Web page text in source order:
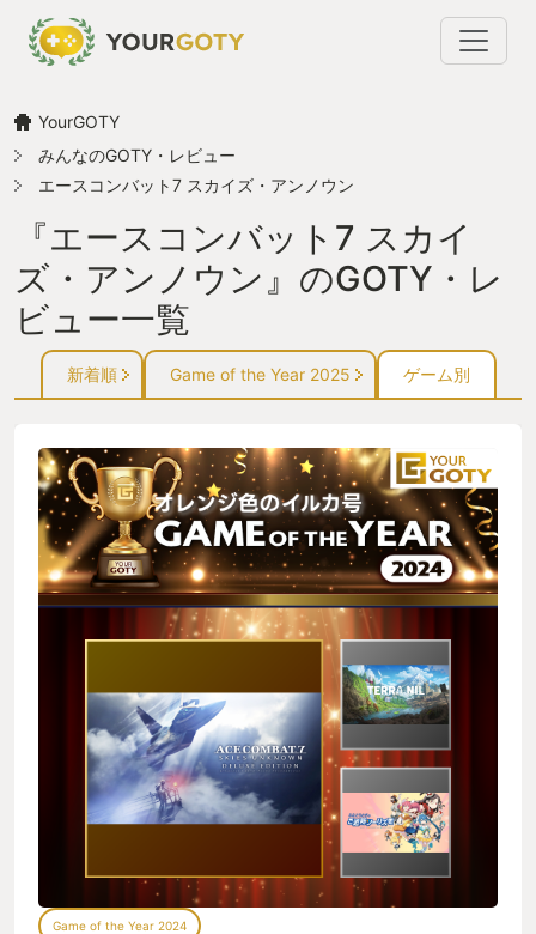
YourGOTY
みんなのGOTY・レビュー
エースコンバット7 スカイズ・アンノウン
『エースコンバット7 スカイ
ズ・アンノウン』のGOTY・レ
ビュー一覧
新着順 Game of the Year 2025 ゲーム別
Game of the Year 2024